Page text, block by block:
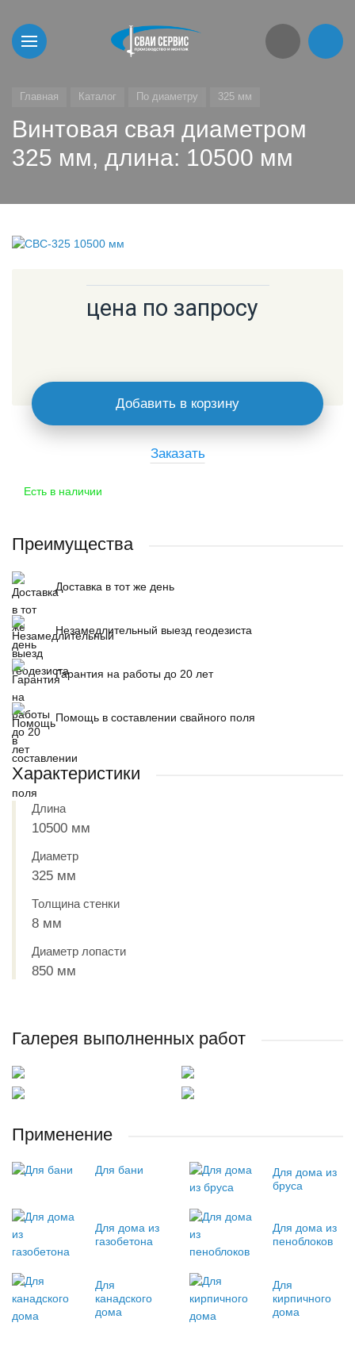
Главная Каталог По диаметру 325 мм
Винтовая свая диаметром
325 мм, длина: 10500 мм
Есть в наличии
цена по запросу
Добавить в корзину
Заказать
Преимущества
Доставка в тот же день
Незамедлительный выезд геодезиста
Гарантия на работы до 20 лет
Помощь в составлении свайного поля
Характеристики
Длина
10500 мм
Диаметр
325 мм
Толщина стенки
8 мм
Диаметр лопасти
850 мм
Галерея выполненных работ
Применение
Для бани
Для дома из
бруса
Для дома из
газобетона
Для дома из
пеноблоков
Для
канадского
дома
Для
кирпичного
дома